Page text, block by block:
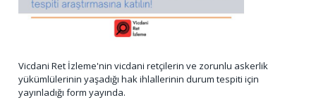
Vicdani Ret İzleme'nin vicdani retçilerin ve zorunlu askerlik
yükümlülerinin yaşadığı hak ihlallerinin durum tespiti için
yayınladığı form yayında.